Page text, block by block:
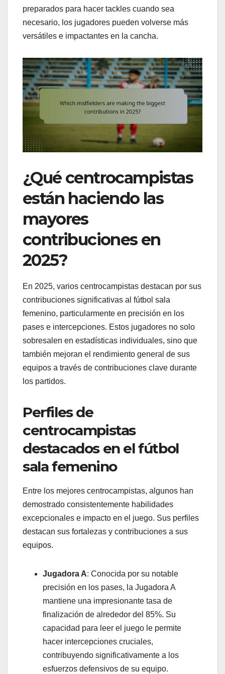
preparados para hacer tackles cuando sea
necesario, los jugadores pueden volverse más
versátiles e impactantes en la cancha.
¿Qué centrocampistas
están haciendo las
mayores
contribuciones en
2025?
En 2025, varios centrocampistas destacan por sus
contribuciones significativas al fútbol sala
femenino, particularmente en precisión en los
pases e intercepciones. Estos jugadores no solo
sobresalen en estadísticas individuales, sino que
también mejoran el rendimiento general de sus
equipos a través de contribuciones clave durante
los partidos.
Perfiles de
centrocampistas
destacados en el fútbol
sala femenino
Entre los mejores centrocampistas, algunos han
demostrado consistentemente habilidades
excepcionales e impacto en el juego. Sus perfiles
destacan sus fortalezas y contribuciones a sus
equipos.
Jugadora A: Conocida por su notable
precisión en los pases, la Jugadora A
mantiene una impresionante tasa de
finalización de alrededor del 85%. Su
capacidad para leer el juego le permite
hacer intercepciones cruciales,
contribuyendo significativamente a los
esfuerzos defensivos de su equipo.